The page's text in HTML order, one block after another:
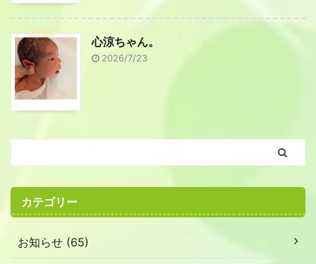
心涼ちゃん。
2026/7/23
カテゴリー
お知らせ (65)